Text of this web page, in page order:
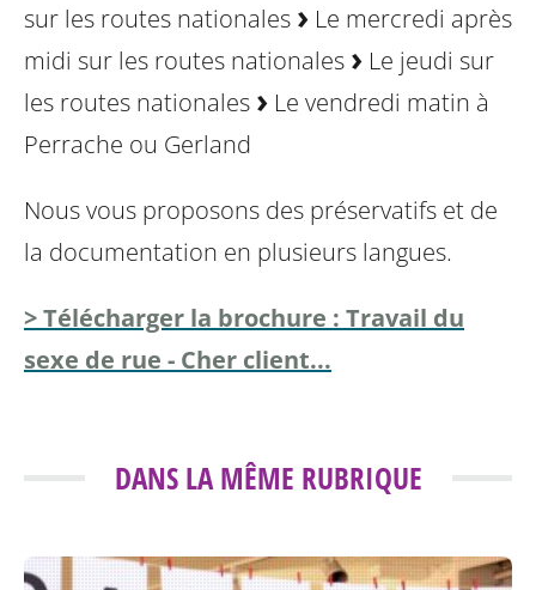
sur les routes nationales
Le mercredi après
midi sur les routes nationales
Le jeudi sur
les routes nationales
Le vendredi matin à
Perrache ou Gerland
Nous vous proposons des préservatifs et de
la documentation en plusieurs langues.
> Télécharger la brochure : Travail du
sexe de rue - Cher client...
DANS LA MÊME RUBRIQUE